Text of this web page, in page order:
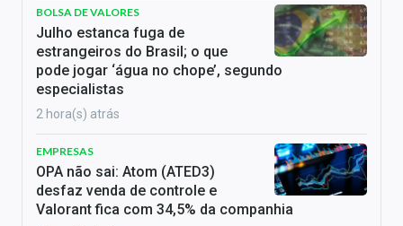
BOLSA DE VALORES
Julho estanca fuga de
estrangeiros do Brasil; o que
pode jogar ‘água no chope’, segundo
especialistas
2 hora(s) atrás
EMPRESAS
OPA não sai: Atom (ATED3)
desfaz venda de controle e
Valorant fica com 34,5% da companhia